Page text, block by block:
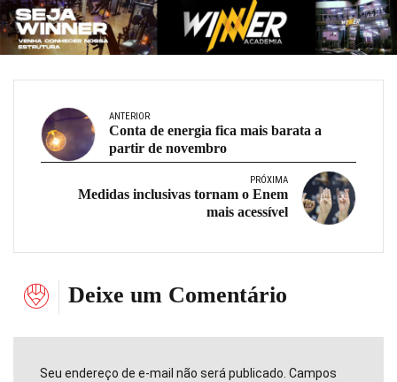
ANTERIOR
Conta de energia fica mais barata a
partir de novembro
PRÓXIMA
Medidas inclusivas tornam o Enem
mais acessível
Deixe um Comentário
Seu endereço de e-mail não será publicado. Campos